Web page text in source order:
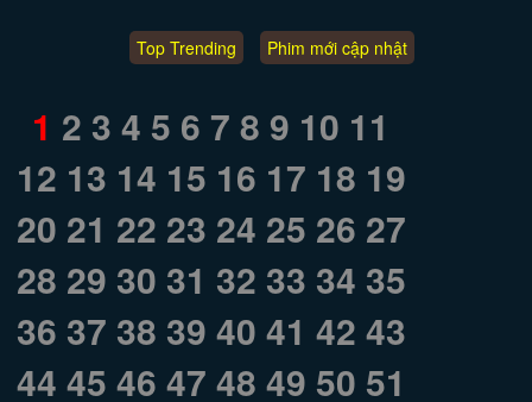
Top Trending Phim mới cập nhật
1 2 3 4 5 6 7 8 9 10 11
12 13 14 15 16 17 18 19
20 21 22 23 24 25 26 27
28 29 30 31 32 33 34 35
36 37 38 39 40 41 42 43
44 45 46 47 48 49 50 51